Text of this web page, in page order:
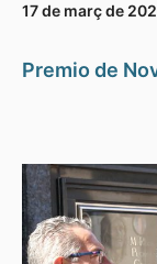
17 de març de
Premio de